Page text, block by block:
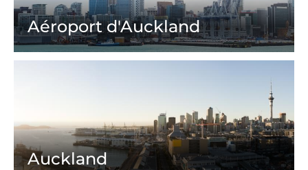
Aéroport d'Auckland
Auckland